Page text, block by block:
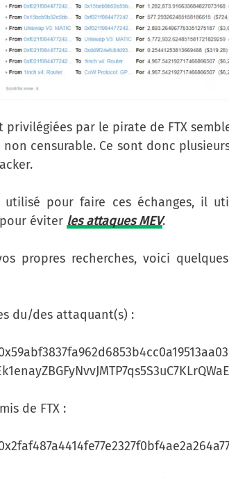
privilégiées par le pirate de FTX
non censurable. Ce sont donc
pour faire ces échanges, il
éviter les attaques MEV.
propres recherches, voici
du/des attaquant(s) :
de FTX :